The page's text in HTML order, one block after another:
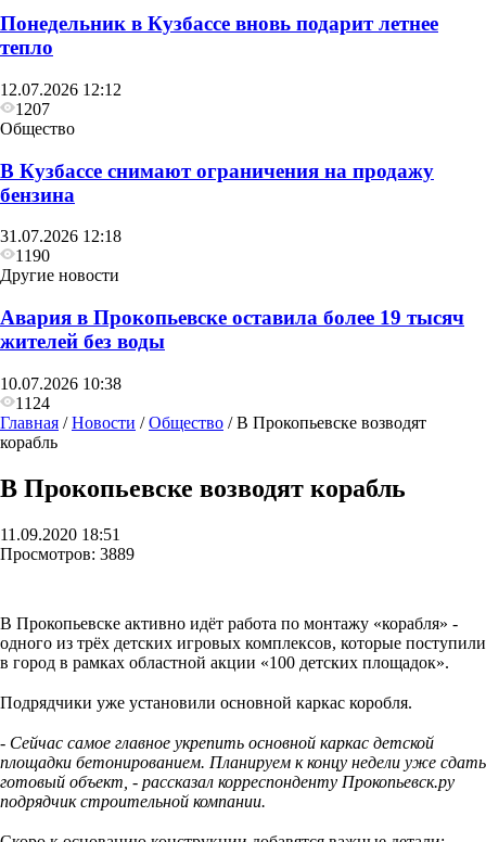
Понедельник в Кузбассе вновь подарит летнее
тепло
12.07.2026 12:12
1207
Общество
В Кузбассе снимают ограничения на продажу
бензина
31.07.2026 12:18
1190
Другие новости
Авария в Прокопьевске оставила более 19 тысяч
жителей без воды
10.07.2026 10:38
1124
Главная /Новости /Общество /В Прокопьевске возводят
корабль
В Прокопьевске возводят корабль
11.09.2020 18:51
Просмотров: 3889
В Прокопьевске активно идёт работа по монтажу «корабля» -
одного из трёх детских игровых комплексов, которые поступили
в город в рамках областной акции «100 детских площадок».
Подрядчики уже установили основной каркас коробля.
- Сейчас самое главное укрепить основной каркас детской
площадки бетонированием. Планируем к концу недели уже сдать
готовый объект, - рассказал корреспонденту Прокопьевск.ру
подрядчик строительной компании.